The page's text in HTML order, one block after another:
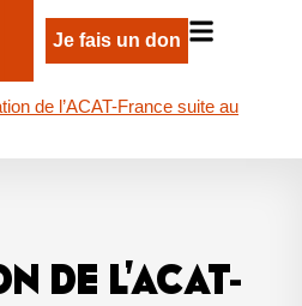
Je fais un don
de l’ACAT-France suite au
DE L’ACAT-